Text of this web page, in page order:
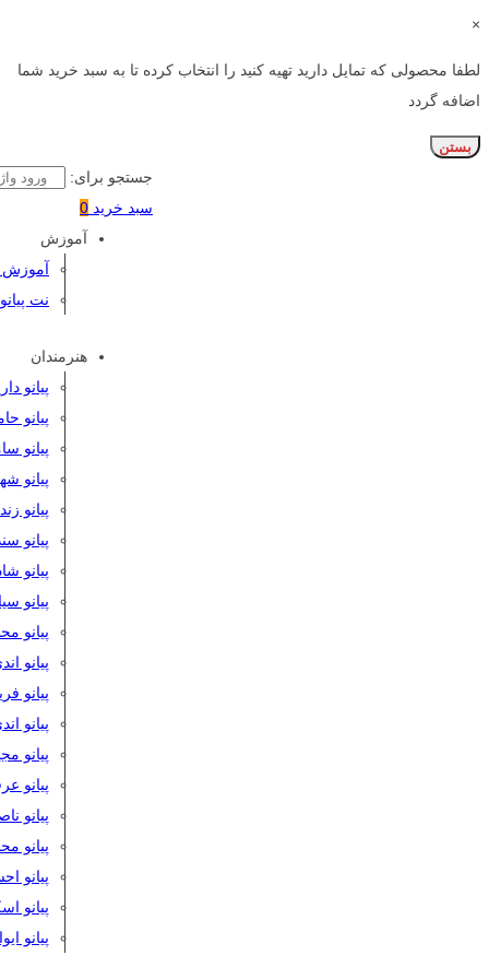
×
لطفا محصولی که تمایل دارید تهیه کنید را انتخاب کرده تا به سبد خرید شما
اضافه گردد
بستن
جستجو برای:
سبد خرید 0
آموزش
آموزش
نت پیانو
هنرمندان
پیانو
پیانو
پیانو
پیانو
پیانو
پیانو
پیانو
پیانو
پیانو
پیانو
پیانو
پیانو
پیانو
پیانو
پیانو
پیانو
پیانو
پیانو
پیانو